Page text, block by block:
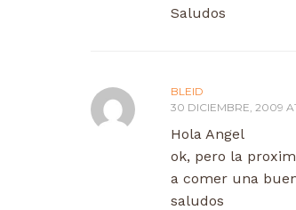
Saludos
BLEID
30 DICIEMBRE, 2009
Hola Angel
ok, pero la
a comer una
saludos